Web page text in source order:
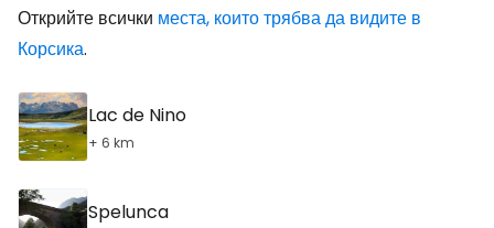
Открийте всички места, които трябва да видите в
Корсика.
Lac de Nino
+ 6 km
Spelunca